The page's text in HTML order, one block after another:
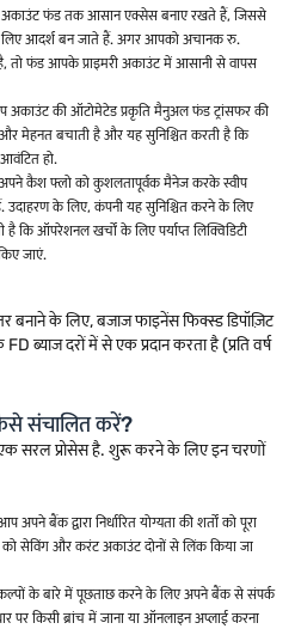
अकाउंट फंड तक आसान एक्सेस बनाए रखते हैं, जिससे
लिए आदर्श बन जाते हैं. अगर आपको अचानक रु.
फंड आपके प्राइमरी अकाउंट में आसानी से वापस
अकाउंट की ऑटोमेटेड प्रकृति मैनुअल फंड ट्रांसफर की
मेहनत बचाती है और यह सुनिश्चित करती है कि
हो.
कैश फ्लो को कुशलतापूर्वक मैनेज करके स्वीप
के लिए, कंपनी यह सुनिश्चित करने के लिए
कि ऑपरेशनल खर्चों के लिए पर्याप्त लिक्विडिटी
जाएं.
बनाने के लिए, बजाज फाइनेंस फिक्स्ड डिपॉज़िट
ब्याज दरों में से एक प्रदान करता है (प्रति वर्ष
संचालित करें?
सरल प्रोसेस है. शुरू करने के लिए इन चरणों
अपने बैंक द्वारा निर्धारित योग्यता की शर्तों को पूरा
सेविंग और करंट अकाउंट दोनों से लिंक किया जा
के बारे में पूछताछ करने के लिए अपने बैंक से संपर्क
पर किसी ब्रांच में जाना या ऑनलाइन अप्लाई करना